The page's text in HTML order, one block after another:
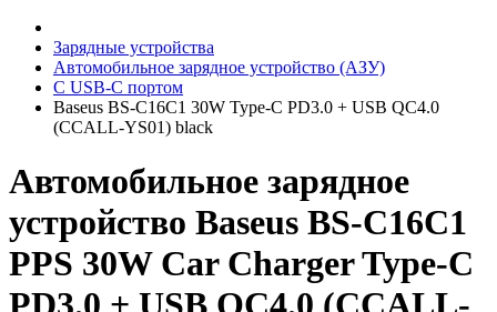
Зарядные устройства
Автомобильное зарядное устройство (АЗУ)
C USB-C портом
Baseus BS-C16C1 30W Type-C PD3.0 + USB QC4.0
(CCALL-YS01) black
Автомобильное зарядное
устройство Baseus BS-C16C1
PPS 30W Car Charger Type-C